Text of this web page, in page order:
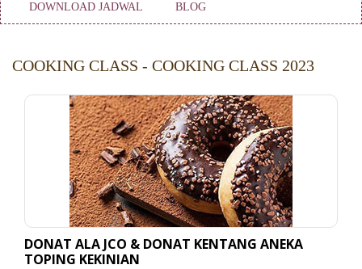
DOWNLOAD JADWAL BLOG
COOKING CLASS - COOKING CLASS 2023
DONAT ALA JCO & DONAT KENTANG ANEKA
TOPING KEKINIAN